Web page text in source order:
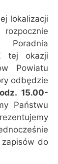
lokalizacji
Poradnia
tej okazji
Powiatu
odbędzie
15.00-
Państwu
do